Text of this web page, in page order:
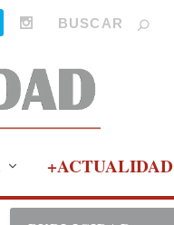
+ACTUALIDAD